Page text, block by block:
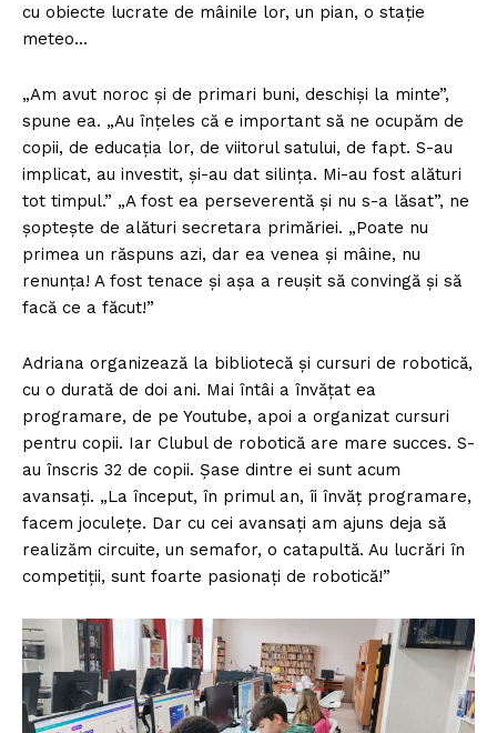
cu obiecte lucrate de mâinile lor, un pian, o stație
meteo…
„Am avut noroc și de primari buni, deschiși la minte”,
spune ea. „Au înțeles că e important să ne ocupăm de
copii, de educația lor, de viitorul satului, de fapt. S-au
implicat, au investit, și-au dat silința. Mi-au fost alături
tot timpul.” „A fost ea perseverentă și nu s-a lăsat”, ne
șoptește de alături secretara primăriei. „Poate nu
primea un răspuns azi, dar ea venea și mâine, nu
renunța! A fost tenace și așa a reușit să convingă și să
facă ce a făcut!”
Adriana organizează la bibliotecă și cursuri de robotică,
cu o durată de doi ani. Mai întâi a învățat ea
programare, de pe Youtube, apoi a organizat cursuri
pentru copii. Iar Clubul de robotică are mare succes. S-
au înscris 32 de copii. Șase dintre ei sunt acum
avansați. „La început, în primul an, îi învăț programare,
facem joculețe. Dar cu cei avansați am ajuns deja să
realizăm circuite, un semafor, o catapultă. Au lucrări în
competiții, sunt foarte pasionați de robotică!”